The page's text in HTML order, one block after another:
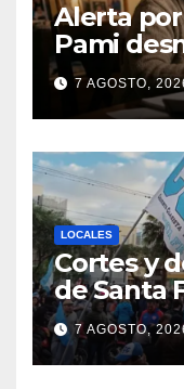
Alerta
Pami
gratuita
7 AGOSTO,
LOCALES
Cortes y
de Santa
de
sindicales
7 AGOSTO,